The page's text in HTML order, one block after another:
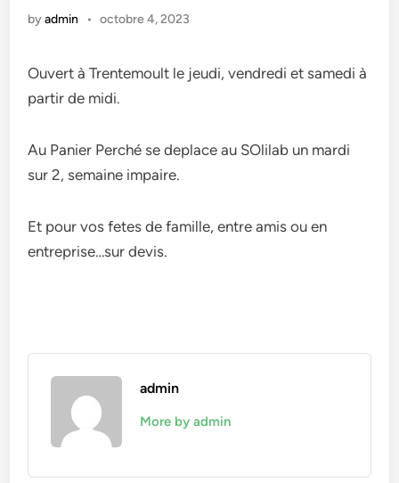
byadmin • octobre 4, 2023
Ouvert à Trentemoult le jeudi, vendredi et samedi à
partir de midi.
Au Panier Perché se deplace au SOlilab un mardi
sur 2, semaine impaire.
Et pour vos fetes de famille, entre amis ou en
entreprise…sur devis.
admin
More by admin